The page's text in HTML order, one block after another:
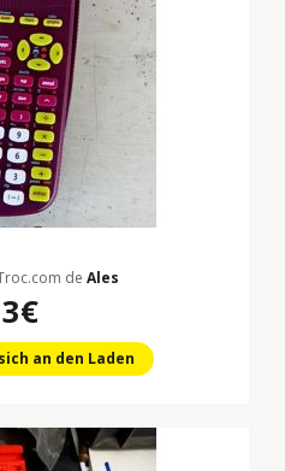
de Ales
3€
an den Laden